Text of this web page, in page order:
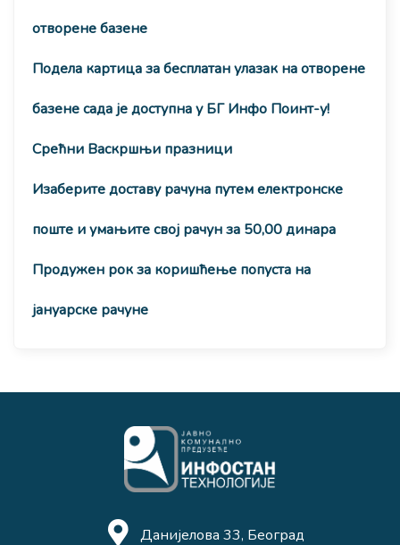
отворене базене
Подела картица за бесплатан улазак на отворене
базене сада је доступна у БГ Инфо Поинт-у!
Срећни Васкршњи празници
Изаберите доставу рачуна путем електронске
поште и умањите свој рачун за 50,00 динара
Продужен рок за коришћење попуста на
јануарске рачуне
Данијелова 33, Београд